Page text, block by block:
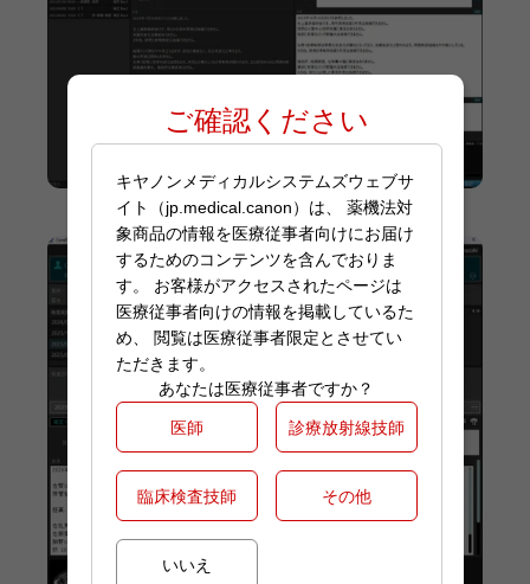
ご確認ください
キヤノンメディカルシステムズウェブサ
イト（jp.medical.canon）は、 薬機法対
象商品の情報を医療従事者向けにお届け
するためのコンテンツを含んでおりま
す。 お客様がアクセスされたページは
医療従事者向けの情報を掲載しているた
め、 閲覧は医療従事者限定とさせてい
ただきます。
あなたは医療従事者ですか？
医師 診療放射線技師
臨床検査技師 その他
いいえ